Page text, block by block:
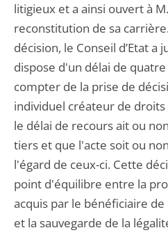
litigieux et a ainsi ouvert à
reconstitution de sa
décision, le Conseil d’Etat
dispose d'un délai de
compter de la prise de
individuel créateur de
le délai de recours ait ou
tiers et que l'acte soit ou
l'égard de ceux-ci. Cette
point d'équilibre entre la
acquis par le bénéficiaire
et la sauvegarde de la